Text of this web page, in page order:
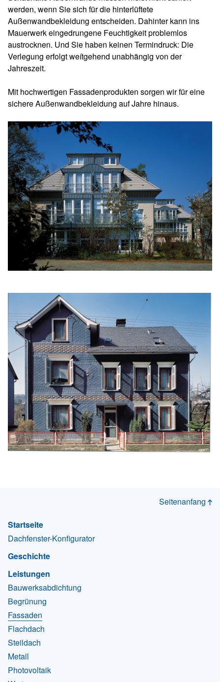
werden, wenn Sie sich für die hinterlüftete
Außenwandbekleidung entscheiden. Dahinter kann ins
Mauerwerk eingedrungene Feuchtigkeit problemlos
austrocknen. Und Sie haben keinen Termindruck: Die
Verlegung erfolgt weítgehend unabhängig von der
Jahreszeit.
Mit hochwertigen Fassadenprodukten sorgen wir für eine
sichere Außenwandbekleidung auf Jahre hinaus.
Seitenanfang
Startseite
Dachfenster-Konfigurator
Geschichte
Leistungen
Bauwerksabdichtung
Begrünung
Fassaden
Flachdach
Steildach
Metall
Photovoltaik